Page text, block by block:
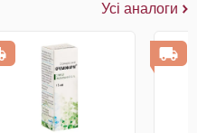
Усі аналоги